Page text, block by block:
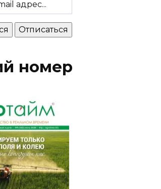
номер